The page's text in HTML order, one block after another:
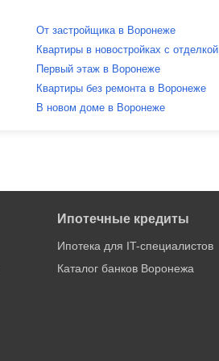
От застройщика в Воронеже
Квартиры в новостройках с
Первый этаж в Воронеже
Квартиры без ремонта в Воронеже
В новом доме в Воронеже
Ипотечные кредиты
Ипотека для IT-специалистов
Каталог банков Воронежа